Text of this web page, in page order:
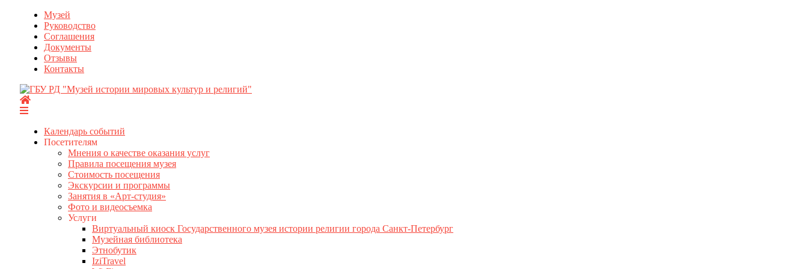
Перейти
содержимому
Музей
Руководство
Соглашения
Документы
Отзывы
Контакты
Календарь событий
Посетителям
Мнения о качестве оказания услуг
Правила посещения музея
Стоимость посещения
Экскурсии и программы
Занятия в «Арт-студия»
Фото и видеосъемка
Услуги
Виртуальный киоск Государственного музея истории религии города Санкт-Петербург
Музейная библиотека
Этнобутик
IziTravel